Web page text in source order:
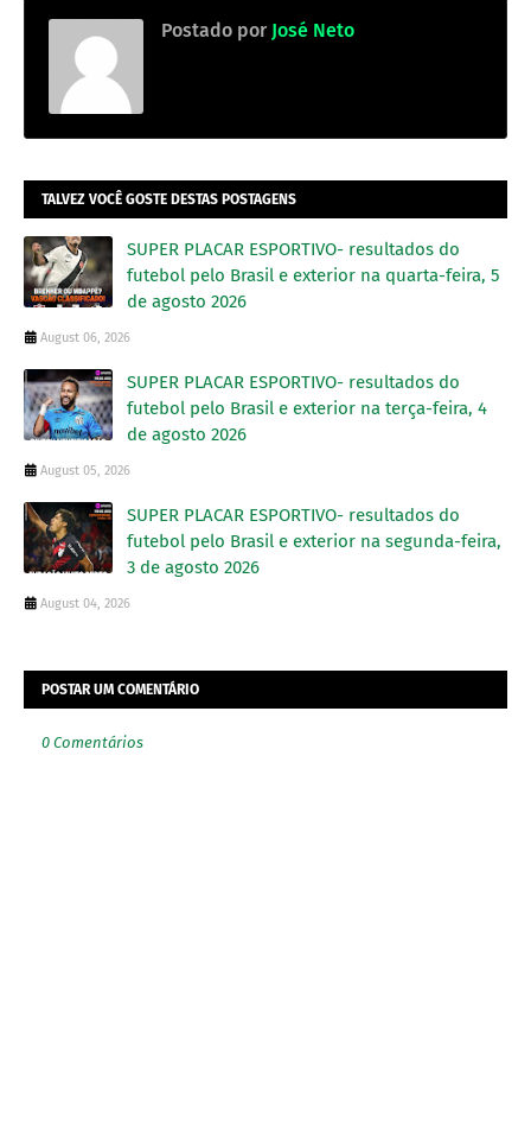
Postado por José Neto
TALVEZ VOCÊ GOSTE DESTAS POSTAGENS
SUPER PLACAR ESPORTIVO- resultados do
futebol pelo Brasil e exterior na quarta-feira, 5
de agosto 2026
August 06, 2026
SUPER PLACAR ESPORTIVO- resultados do
futebol pelo Brasil e exterior na terça-feira, 4
de agosto 2026
August 05, 2026
SUPER PLACAR ESPORTIVO- resultados do
futebol pelo Brasil e exterior na segunda-feira,
3 de agosto 2026
August 04, 2026
POSTAR UM COMENTÁRIO
0 Comentários